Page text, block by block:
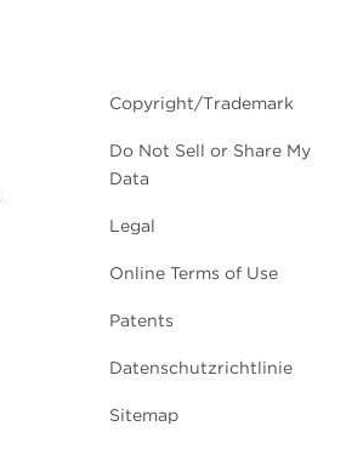
Copyright/Trademark
Do Not Sell or Share My
Data
Legal
Online Terms of Use
Patents
Datenschutzrichtlinie
Sitemap